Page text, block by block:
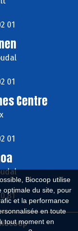
Biocoop utilise
optimale du site, pour
et la performance
en toute
tout moment en
01
01
Centre
01
81